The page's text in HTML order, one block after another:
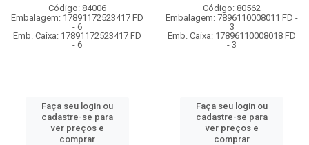
Código: 84006
Embalagem: 17891172523417 FD
- 6
Emb. Caixa: 17891172523417 FD
- 6
Faça seu login ou
cadastre-se para
ver preços e
comprar
Código: 80562
Embalagem: 7896110008011 FD -
3
Emb. Caixa: 17896110008018 FD
- 3
Faça seu login ou
cadastre-se para
ver preços e
comprar